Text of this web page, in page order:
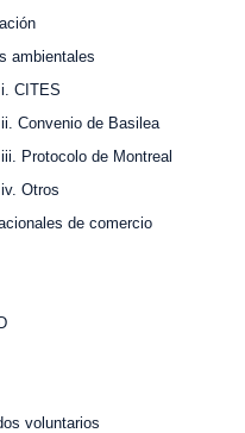
Basilea
de comercio